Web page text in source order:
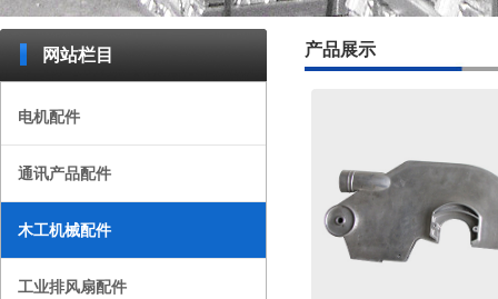
网站栏目
电机配件
通讯产品配件
木工机械配件
工业排风扇配件
产品展示